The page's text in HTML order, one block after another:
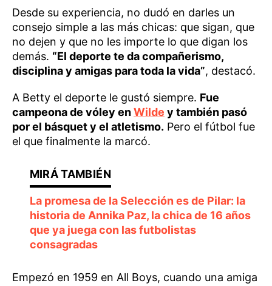
Desde su experiencia, no dudó en darles un
consejo simple a las más chicas: que sigan, que
no dejen y que no les importe lo que digan los
demás. “El deporte te da compañerismo,
disciplina y amigas para toda la vida”, destacó.
A Betty el deporte le gustó siempre. Fue
campeona de vóley enWilde y también pasó
por el básquet y el atletismo. Pero el fútbol fue
el que finalmente la marcó.
La promesa de la Selección es de Pilar: la
historia de Annika Paz, la chica de 16 años
que ya juega con las futbolistas
consagradas
Empezó en 1959 en All Boys, cuando una amiga